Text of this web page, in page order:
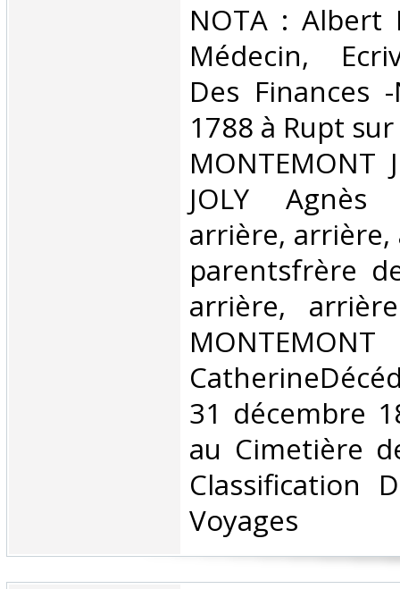
‎NOTA : Albert
Médecin,
Des Finances
1788 à Rupt
MONTEMONT
JOLY
arrière,
parentsfrère
arrière,
MONTEMONT
31 décembre
au Cimetière
Classification
Voyages‎